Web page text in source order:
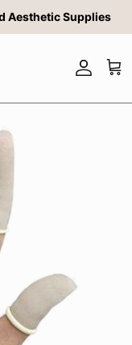
Aesthetic Supplies
Compte